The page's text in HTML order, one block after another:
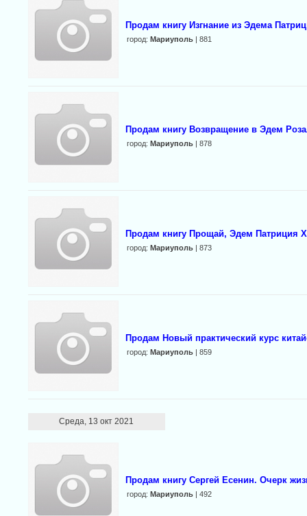
Продам книгу Изгнание из Эдема
город: Мариуполь| 881
Продам книгу Возвращение в Эдем
город: Мариуполь| 878
Продам книгу Прощай, Эдем Патриция
город: Мариуполь| 873
Продам Новый практический курс
город: Мариуполь| 859
Среда, 13 окт 2021
Продам книгу Сергей Есенин. Очерк
город: Мариуполь| 492